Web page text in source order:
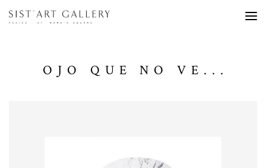
OJO QUE NO VE...